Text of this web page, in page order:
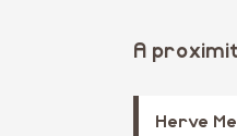
A
Herve